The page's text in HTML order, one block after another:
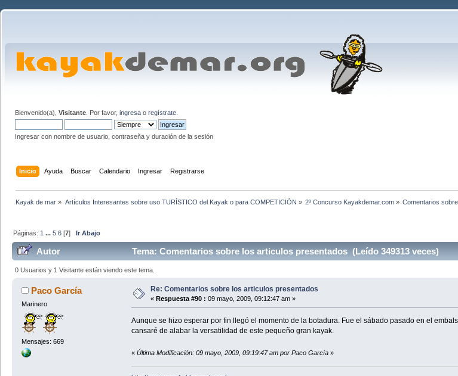
Bienvenido(a), Visitante . Por favor, ingresa o regístrate
Ingresar con nombre de usuario, contraseña y duración de la sesión
Inicio Ayuda Buscar Calendario Ingresar Registrarse
Kayak de mar » Artículos Interesantes sobre uso TURÍSTICO del Kayak o para COMPETICIÓN » 2º Concurso Kayakdemar.com» Comentarios
Páginas: 1 ...5 6 [7]Ir Abajo
Autor Tema: Comentarios sobre los articulos presentados (Leído 349313 veces)
0 Usuarios y 1 Visitante están viendo este tema.
Paco García
Marinero
Mensajes: 669
Re: Comentarios sobre los articulos presentados
« Respuesta #90 : 09 mayo, 2009, 09:12:47 am »
Aunque se hizo esperar por fin llegó el momento de la botadura. Fue el sábado pasado en el
cansaré de alabar la versatilidad de este pequeño gran kayak.
« Última Modificación: 09 mayo, 2009, 09:19:47 am por Paco García»